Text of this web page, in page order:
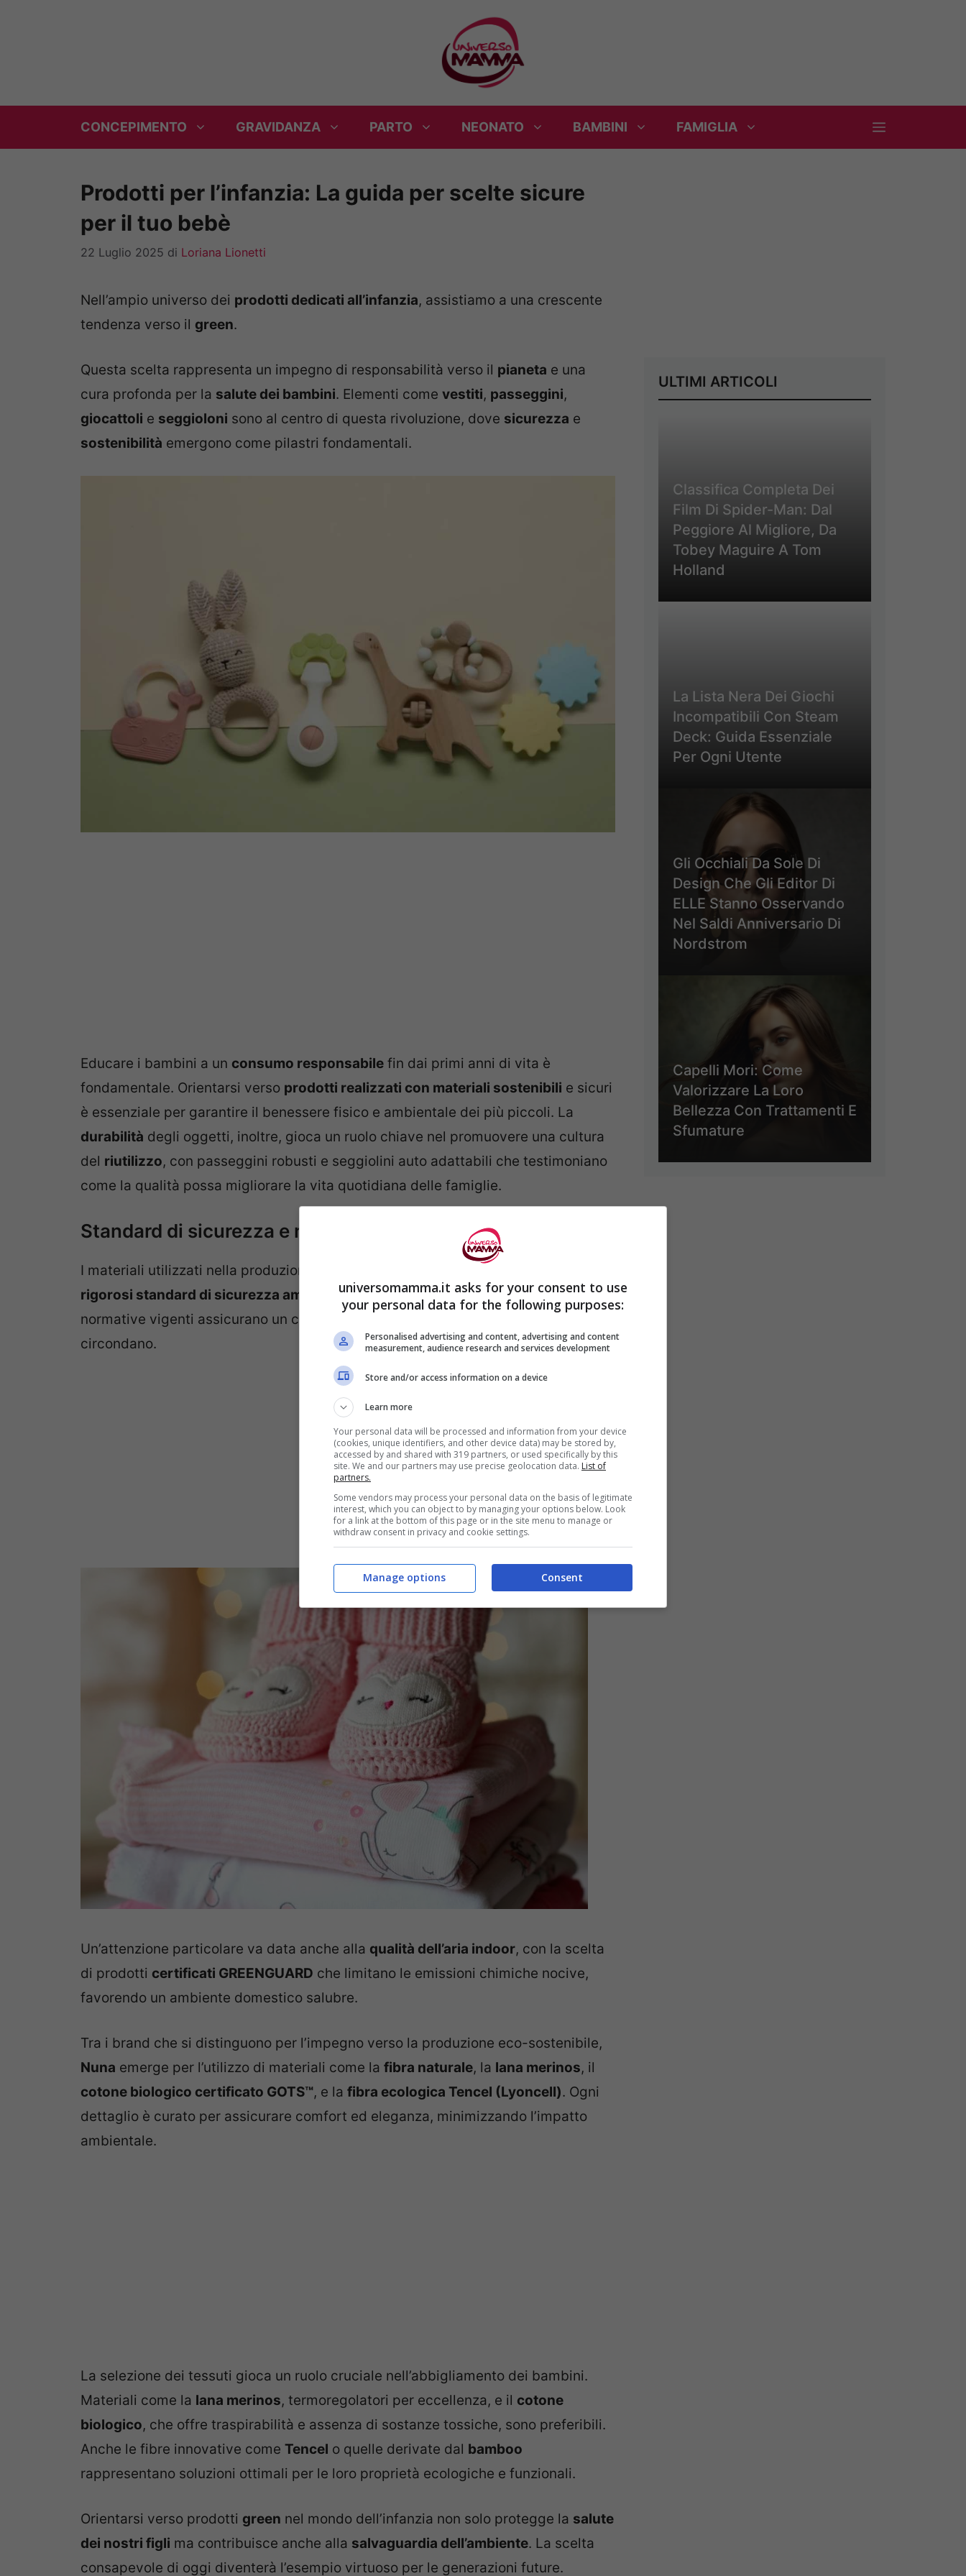
CONCEPIMENTO GRAVIDANZA PARTO NEONATO BAMBINI FAMIGLIA
Prodotti per l’infanzia: La guida per scelte sicure
per il tuo bebè
22 Luglio 2025 di Loriana Lionetti
Nell’ampio universo dei prodotti dedicati all’infanzia, assistiamo a una crescente
tendenza verso il green.
Questa scelta rappresenta un impegno di responsabilità verso il pianeta e una
cura profonda per la salute dei bambini. Elementi come vestiti, passeggini,
giocattoli e seggioloni sono al centro di questa rivoluzione, dove sicurezza e
sostenibilità emergono come pilastri fondamentali.
Educare i bambini a un consumo responsabile fin dai primi anni di vita è
fondamentale. Orientarsi verso prodotti realizzati con materiali sostenibili e sicuri
è essenziale per garantire il benessere fisico e ambientale dei più piccoli. La
durabilità degli oggetti, inoltre, gioca un ruolo chiave nel promuovere una cultura
del riutilizzo, con passeggini robusti e seggiolini auto adattabili che testimoniano
come la qualità possa migliorare la vita quotidiana delle famiglie.
Standard di sicurezza e materiali sostenibili
I materiali utilizzati nella produzione dei beni per l’infanzia devono rispettare
rigorosi standard di sicurezza ambientale.Plastica,metallo,tessuticonformi alle
normative vigenti assicurano un contatto sicuro tra il bambino e gli oggetti che lo
circondano.
Un’attenzione particolare va data anche alla qualità dell’aria indoor, con la scelta
di prodotti certificati GREENGUARD che limitano le emissioni chimiche nocive,
favorendo un ambiente domestico salubre.
Tra i brand che si distinguono per l’impegno verso la produzione eco-sostenibile,
Nuna emerge per l’utilizzo di materiali come la fibra naturale, la lana merinos, il
cotone biologico certificato GOTS™, e la fibra ecologica Tencel (Lyoncell). Ogni
dettaglio è curato per assicurare comfort ed eleganza, minimizzando l’impatto
ambientale.
La selezione dei tessuti gioca un ruolo cruciale nell’abbigliamento dei bambini.
Materiali come la lana merinos, termoregolatori per eccellenza, e il cotone
biologico, che offre traspirabilità e assenza di sostanze tossiche, sono preferibili.
Anche le fibre innovative come Tencel o quelle derivate dal bamboo
rappresentano soluzioni ottimali per le loro proprietà ecologiche e funzionali.
Orientarsi verso prodotti green nel mondo dell’infanzia non solo protegge la salute
dei nostri figli ma contribuisce anche alla salvaguardia dell’ambiente. La scelta
consapevole di oggi diventerà l’esempio virtuoso per le generazioni future.
ULTIMI ARTICOLI
Classifica Completa Dei
Film Di Spider-Man: Dal
Peggiore Al Migliore, Da
Tobey Maguire A Tom
Holland
La Lista Nera Dei Giochi
Incompatibili Con Steam
Deck: Guida Essenziale
Per Ogni Utente
Gli Occhiali Da Sole Di
Design Che Gli Editor Di
ELLE Stanno Osservando
Nel Saldi Anniversario Di
Nordstrom
Capelli Mori: Come
Valorizzare La Loro
Bellezza Con Trattamenti E
Sfumature
universomamma.it asks for your consent to use
your personal data for the following purposes:
Personalised advertising and content, advertising and content
measurement, audience research and services development
Store and/or access information on a device
Learn more
Your personal data will be processed and information from your device
(cookies, unique identifiers, and other device data) may be stored by,
accessed by and shared with 319 partners, or used specifically by this
site. We and our partners may use precise geolocation data. List of
partners.
Some vendors may process your personal data on the basis of legitimate
interest, which you can object to by managing your options below. Look
for a link at the bottom of this page or in the site menu to manage or
withdraw consent in privacy and cookie settings.
Consent
Manage options